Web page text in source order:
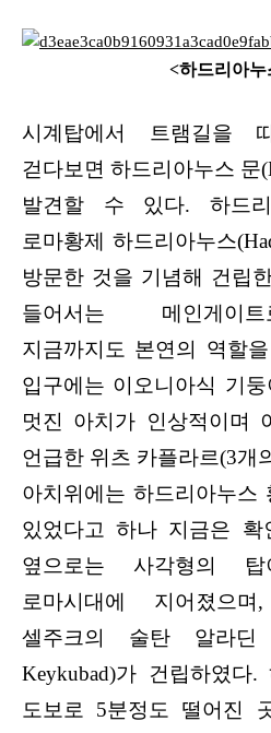
<하드리아누
시계탑에서 트램길을
걷다보면 하드리아누스 문
발견할 수 있다. 하드
로마황제 하드리아누스
방문한 것을 기념해 건립
들어서는 메인게이
지금까지도 본연의 역할
입구에는 이오니아식 기
멋진 아치가 인상적이며
언급한 위츠 카플라르(3개
아치위에는 하드리아누스
있었다고 하나 지금은
옆으로는 사각형의
로마시대에 지어졌으
셀주크의 술탄 알라딘
Keykubad)가 건립하였다.
도보로 5분정도 떨어진